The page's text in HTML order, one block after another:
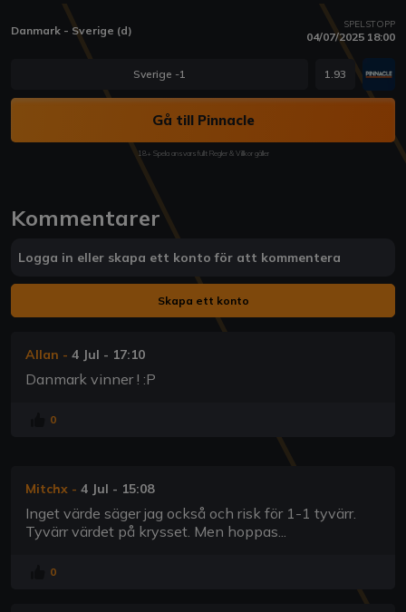
Danmark - Sverige (d) SPELSTOPP
04/07/2025 18:00
Sverige -1 1.93
Gå till Pinnacle
18+ Spela ansvarsfullt Regler & Villkor gäller
Kommentarer
Logga in eller skapa ett konto för att kommentera
Skapa ett konto
Allan - 4 Jul - 17:10
Danmark vinner ! :P
0
Mitchx - 4 Jul - 15:08
Inget värde säger jag också och risk för 1-1 tyvärr.
Tyvärr värdet på krysset. Men hoppas...
0